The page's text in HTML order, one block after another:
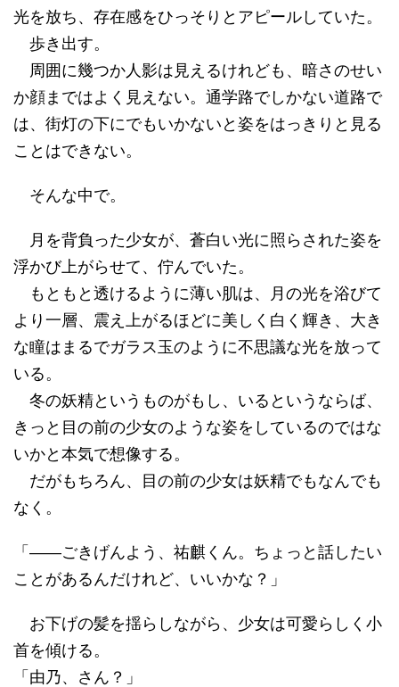
光を放ち、存在感をひっそりとアピールしていた。
歩き出す。
周囲に幾つか人影は見えるけれども、暗さのせい
か顔まではよく見えない。通学路でしかない道路で
は、街灯の下にでもいかないと姿をはっきりと見る
ことはできない。
そんな中で。
月を背負った少女が、蒼白い光に照らされた姿を
浮かび上がらせて、佇んでいた。
もともと透けるように薄い肌は、月の光を浴びて
より一層、震え上がるほどに美しく白く輝き、大き
な瞳はまるでガラス玉のように不思議な光を放って
いる。
冬の妖精というものがもし、いるというならば、
きっと目の前の少女のような姿をしているのではな
いかと本気で想像する。
だがもちろん、目の前の少女は妖精でもなんでも
なく。
「――ごきげんよう、祐麒くん。ちょっと話したい
ことがあるんだけれど、いいかな？」
お下げの髪を揺らしながら、少女は可愛らしく小
首を傾ける。
「由乃、さん？」